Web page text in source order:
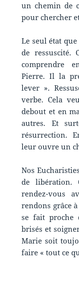
un chemin de
pour chercher
Le seul état
de ressuscité.
comprendre
Pierre. Il la
lever ».
verbe. Cela
debout et en
autres. Et
résurrection.
leur ouvre un
Nos
de libération.
rendez-vous
rendons grâce
se fait
brisés et
Marie soit
faire « tout ce